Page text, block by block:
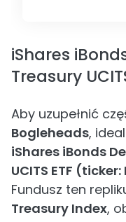
iShares
Treasury
Aby uzupełnić
Bogleheads,
iShares iBonds
UCITS ETF (ticker:
Fundusz ten
Treasury Index,